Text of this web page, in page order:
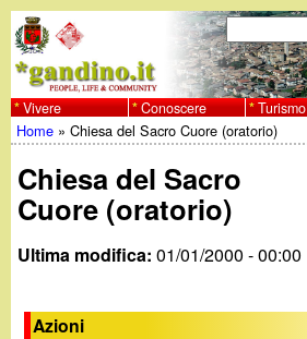
al
contenuto
principale
w
w
w
F
o
r
m
d
i
r
C
e
r
c
a
Vivere Conoscere Turismo
Tu
sei
qui
Home »Chiesa del Sacro Cuore (oratorio)
Chiesa del Sacro
Cuore (oratorio)
Ultima modifica:01/01/2000 - 00:00
Azioni